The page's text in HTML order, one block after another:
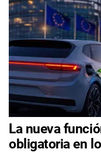
La nueva
obligatoria en